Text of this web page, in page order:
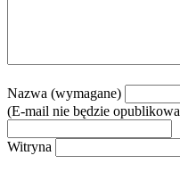
Nazwa (wymagane)
(E-mail nie będzie
Witryna